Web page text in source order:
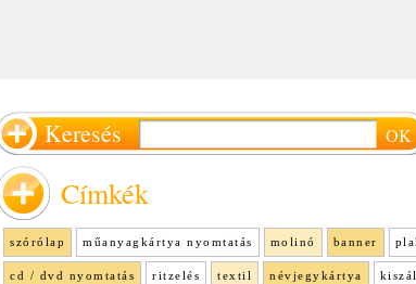
Keresés
Címkék
szórólap műanyagkártya nyomtatás molinó banner
cd / dvd nyomtatás ritzelés textil névjegykártya